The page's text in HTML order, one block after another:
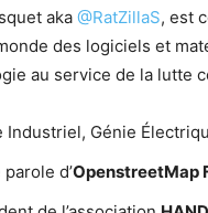
aka @RatZillaS, est
des logiciels et
au service de la lutte
Industriel, Génie
d’OpenstreetMap